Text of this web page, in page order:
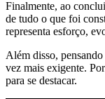
Finalmente, ao
de tudo o que foi
representa esforço,
Além disso,
vez mais exigente.
para se destacar.